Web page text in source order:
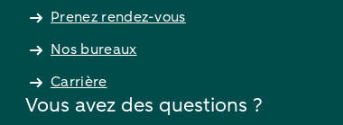
Prenez rendez-vous
Nos bureaux
Carrière
Vous avez des questions ?